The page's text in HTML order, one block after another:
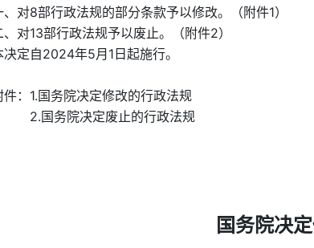
、对8部行政法规的部分条款予以修改。（附件1）
、对13部行政法规予以废止。（附件2）
决定自2024年5月1日起施行。
件：1.国务院决定修改的行政法规
2.国务院决定废止的行政法规
国务院决